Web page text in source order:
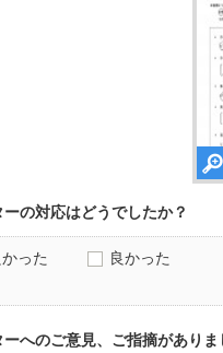
の対応はどうでしたか？
った 良かった
へのご意見、ご指摘がありま